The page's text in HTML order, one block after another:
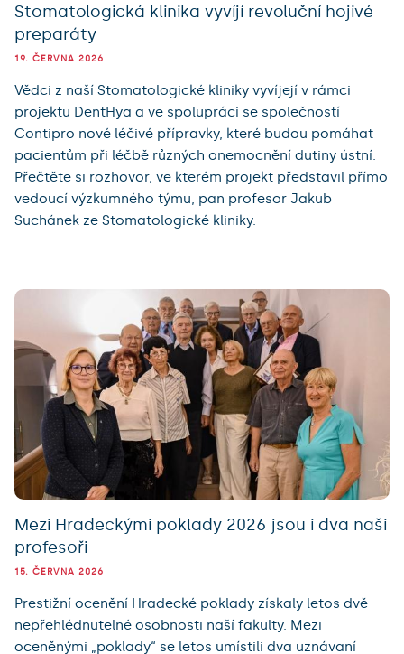
Stomatologická klinika vyvíjí revoluční hojivé
preparáty
19. ČERVNA 2026
Vědci z naší Stomatologické kliniky vyvíjejí v rámci
projektu DentHya a ve spolupráci se společností
Contipro nové léčivé přípravky, které budou pomáhat
pacientům při léčbě různých onemocnění dutiny ústní.
Přečtěte si rozhovor, ve kterém projekt představil přímo
vedoucí výzkumného týmu, pan profesor Jakub
Suchánek ze Stomatologické kliniky.
Mezi Hradeckými poklady 2026 jsou i dva naši
profesoři
15. ČERVNA 2026
Prestižní ocenění Hradecké poklady získaly letos dvě
nepřehlédnutelné osobnosti naší fakulty. Mezi
oceněnými „poklady“ se letos umístili dva uznávaní